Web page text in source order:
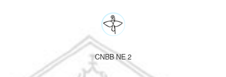
CNBB NE 2